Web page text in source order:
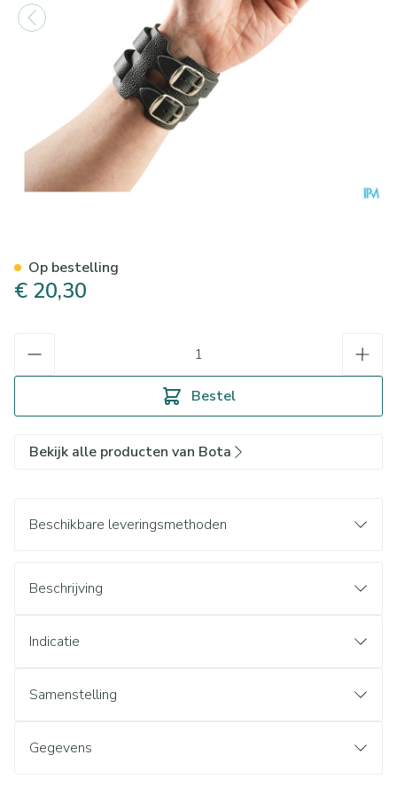
€ 20,30
Bestel
Op bestelling
Bekijk alle producten van Bota
Beschikbare leveringsmethoden
Beschrijving
Indicatie
Samenstelling
Gegevens